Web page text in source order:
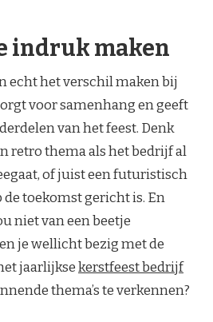
indruk maken
echt het verschil maken bij
voor samenhang en geeft
van het feest. Denk
retro thema als het bedrijf al
of juist een futuristisch
de toekomst gericht is. En
niet van een beetje
je wellicht bezig met de
jaarlijksekerstfeest bedrijf
thema’s te verkennen?